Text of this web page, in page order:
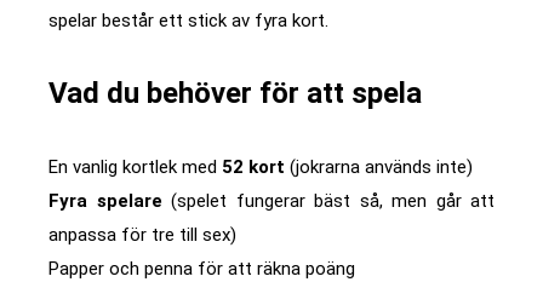
spelar består ett stick av fyra kort.
Vad du behöver för att spela
En vanlig kortlek med 52 kort (jokrarna används inte)
Fyra spelare (spelet fungerar bäst så, men går att
anpassa för tre till sex)
Papper och penna för att räkna poäng